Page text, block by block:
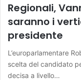
Regionali,
saranno i
presidente
L’europarlamentare
scelta del candidato
decisa a livello…